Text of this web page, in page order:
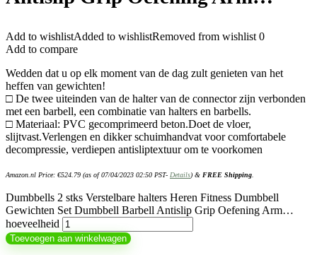
Add to wishlistAdded to wishlistRemoved from wishlist 0
Add to compare
Wedden dat u op elk moment van de dag zult genieten van het
heffen van gewichten!
□ De twee uiteinden van de halter van de connector zijn verbonden
met een barbell, een combinatie van halters en barbells.
□ Materiaal: PVC gecomprimeerd beton.Doet de vloer,
slijtvast.Verlengen en dikker schuimhandvat voor comfortabele
decompressie, verdiepen antisliptextuur om te voorkomen
Amazon.nl Price: €524.79 (as of 07/04/2023 02:50 PST- Details) & FREE Shipping
Dumbbells 2 stks Verstelbare halters Heren Fitness Dumbbell
Gewichten Set Dumbbell Barbell Antislip Grip Oefening Arm…
hoeveelheid
Toevoegen aan winkelwagen